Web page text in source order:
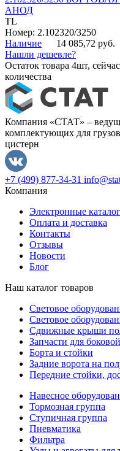
АНОД
TL
Номер: 2.102320/3250
Наличие
14 085,72 руб.
Нашли дешевле?
Остаток товара 4шт,
количества
Компания «СТАТ» –
комплектующих для
цистерн
+7 (499) 877-34-31
Компания
Электронные
Оплата и доставка
Контакты
Отзывы
Новости
Блог
Наш каталог товаров
Световое
Световое
Сдвижные крыши
Запчасти для
Борта и стойки
Задние ворота на
Передние стойки,
Навесное
Тормозная группа
Ступичная группа
Пневматика
Фильтра